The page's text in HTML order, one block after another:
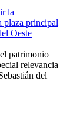
la
plaza principal
Oeste
patrimonio
relevancia
del